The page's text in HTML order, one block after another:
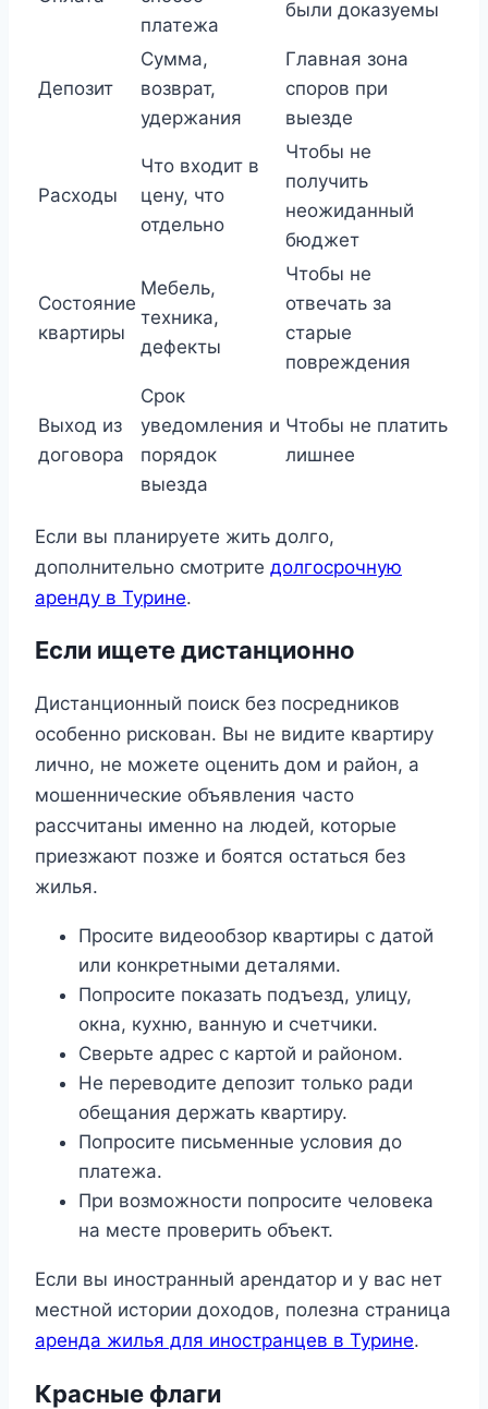
платежа
были доказуемы
Депозит
Сумма,
возврат,
удержания
Главная зона
споров при
выезде
Расходы
Что входит в
цену, что
отдельно
Чтобы не
получить
неожиданный
бюджет
Состояние
квартиры
Мебель,
техника,
дефекты
Чтобы не
отвечать за
старые
повреждения
Выход из
договора
Срок
уведомления и
порядок
выезда
Чтобы не платить
лишнее
Если вы планируете жить долго,
дополнительно смотрите долгосрочную
аренду в Турине.
Если ищете дистанционно
Дистанционный поиск без посредников
особенно рискован. Вы не видите квартиру
лично, не можете оценить дом и район, а
мошеннические объявления часто
рассчитаны именно на людей, которые
приезжают позже и боятся остаться без
жилья.
Просите видеообзор квартиры с датой
или конкретными деталями.
Попросите показать подъезд, улицу,
окна, кухню, ванную и счетчики.
Сверьте адрес с картой и районом.
Не переводите депозит только ради
обещания держать квартиру.
Попросите письменные условия до
платежа.
При возможности попросите человека
на месте проверить объект.
Если вы иностранный арендатор и у вас нет
местной истории доходов, полезна страница
аренда жилья для иностранцев в Турине.
Красные флаги